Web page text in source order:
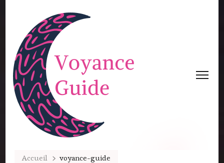
Accueil voyance-guide